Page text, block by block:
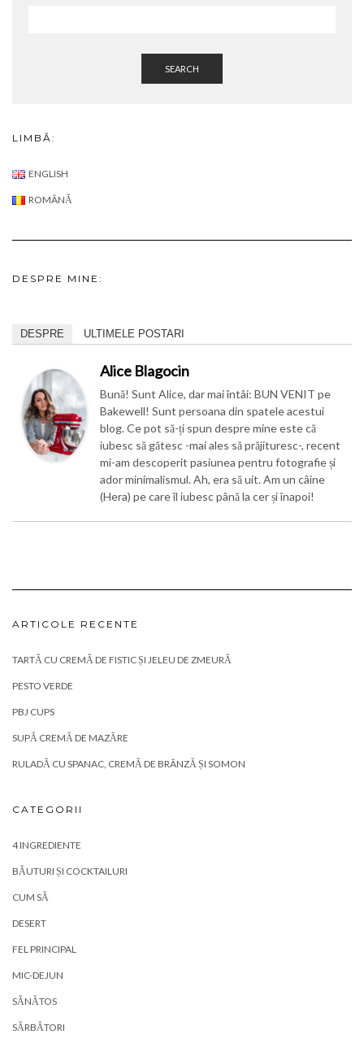
SEARCH
LIMBĂ:
ENGLISH
ROMÂNĂ
DESPRE MINE:
DESPRE ULTIMELE POSTARI
Alice Blagocin
Bună! Sunt Alice, dar mai întâi: BUN VENIT pe
Bakewell! Sunt persoana din spatele acestui
blog. Ce pot să-ți spun despre mine este că
iubesc să gătesc -mai ales să prăjituresc-, recent
mi-am descoperit pasiunea pentru fotografie și
ador minimalismul. Ah, era să uit. Am un câine
(Hera) pe care îl iubesc până la cer și înapoi!
ARTICOLE RECENTE
TARTĂ CU CREMĂ DE FISTIC ȘI JELEU DE ZMEURĂ
PESTO VERDE
PBJ CUPS
SUPĂ CREMĂ DE MAZĂRE
RULADĂ CU SPANAC, CREMĂ DE BRÂNZĂ ȘI SOMON
CATEGORII
4 INGREDIENTE
BĂUTURI ȘI COCKTAILURI
CUM SĂ
DESERT
FEL PRINCIPAL
MIC-DEJUN
SĂNĂTOS
SĂRBĂTORI